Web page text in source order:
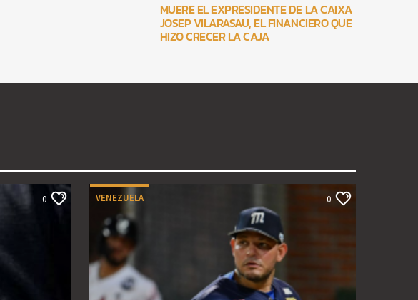
MUERE EL EXPRESIDENTE DE LA CAIXA
JOSEP VILARASAU, EL FINANCIERO QUE
HIZO CRECER LA CAJA
0 VENEZUELA 0